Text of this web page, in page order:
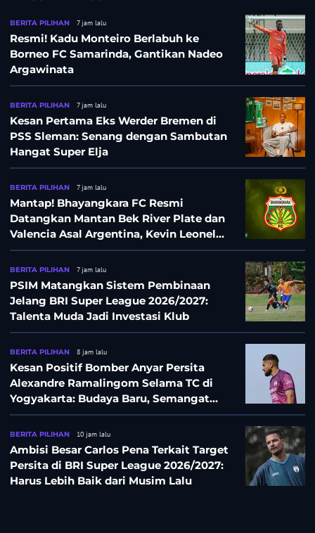
BERITA PILIHAN 7 jam lalu
Resmi! Kadu Monteiro Berlabuh ke
Borneo FC Samarinda, Gantikan Nadeo
Argawinata
BERITA PILIHAN 7 jam lalu
Kesan Pertama Eks Werder Bremen di
PSS Sleman: Senang dengan Sambutan
Hangat Super Elja
BERITA PILIHAN 7 jam lalu
Mantap! Bhayangkara FC Resmi
Datangkan Mantan Bek River Plate dan
Valencia Asal Argentina, Kevin Leonel
Sibille
BERITA PILIHAN 7 jam lalu
PSIM Matangkan Sistem Pembinaan
Jelang BRI Super League 2026/2027:
Talenta Muda Jadi Investasi Klub
BERITA PILIHAN 8 jam lalu
Kesan Positif Bomber Anyar Persita
Alexandre Ramalingom Selama TC di
Yogyakarta: Budaya Baru, Semangat
Baru!
BERITA PILIHAN 10 jam lalu
Ambisi Besar Carlos Pena Terkait Target
Persita di BRI Super League 2026/2027:
Harus Lebih Baik dari Musim Lalu